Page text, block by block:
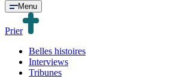
Menu
Prier
Belles histoires
Interviews
Tribunes